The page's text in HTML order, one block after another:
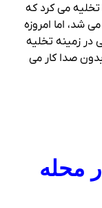
تخلیه می کرد که
شد، اما امروزه
در زمینه تخلیه
صدا کار می
محله